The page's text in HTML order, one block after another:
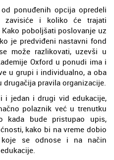
ponuđenih opcija opredeli
zavisiće i koliko će trajati
poboljšati poslovanje uz
je predviđeni nastavni fond
može razlikovati, uzevši u
Oxford u ponudi ima i
u grupi i individualno, a oba
pravila organizacije.
i jedan i drugi vid edukacije,
polaznik već u trenutku
kada bude pristupao upis,
kako bi na vreme dobio
koje se odnose i na način